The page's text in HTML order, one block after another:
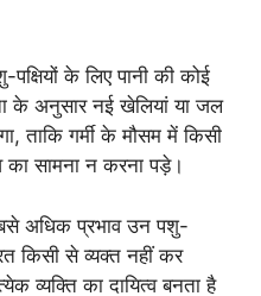
पक्षियों के लिए पानी की कोई
के अनुसार नई खेलियां या जल
ताकि गर्मी के मौसम में किसी
का सामना न करना पड़े।
अधिक प्रभाव उन पशु-
किसी से व्यक्त नहीं कर
का दायित्व बनता है